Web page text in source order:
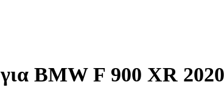
BMW F 900 XR